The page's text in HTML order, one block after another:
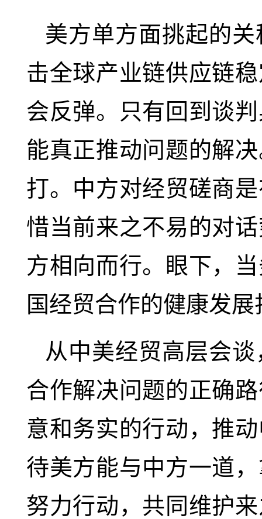
美方单方面挑起的
击全球产业链供应链
会反弹。只有回到谈
能真正推动问题的解
打。中方对经贸磋商
惜当前来之不易的对
方相向而行。眼下，
国经贸合作的健康发
从中美经贸高层会
合作解决问题的正确
意和务实的行动，推
待美方能与中方一道
努力行动，共同维护